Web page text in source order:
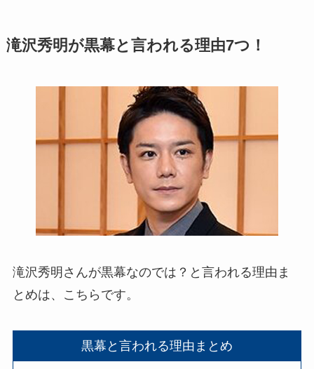
滝沢秀明が黒幕と言われる理由7つ！
滝沢秀明さんが黒幕なのでは？と言われる理由ま
とめは、こちらです。
黒幕と言われる理由まとめ